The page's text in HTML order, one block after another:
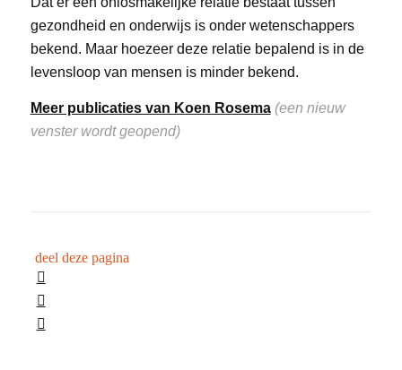
gezondheid en onderwijs is onder wetenschappers
bekend. Maar hoezeer deze relatie bepalend is in de
levensloop van mensen is minder bekend.
Meer publicaties van Koen Rosema (een nieuw
venster wordt geopend)
deel deze pagina